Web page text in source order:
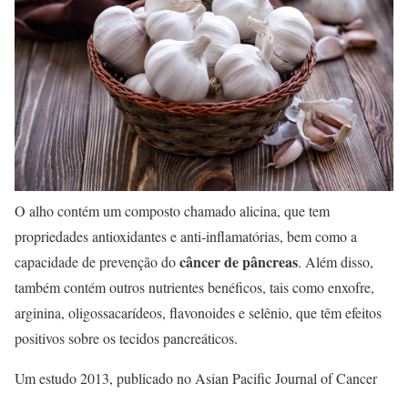
O alho contém um composto chamado alicina, que tem
propriedades antioxidantes e anti-inflamatórias, bem como a
capacidade de prevenção docâncer de pâncreas. Além disso,
também contém outros nutrientes benéficos, tais como enxofre,
arginina, oligossacarídeos, flavonoides e selênio, que têm efeitos
positivos sobre os tecidos pancreáticos.
Um estudo 2013, publicado no Asian Pacific Journal of Cancer